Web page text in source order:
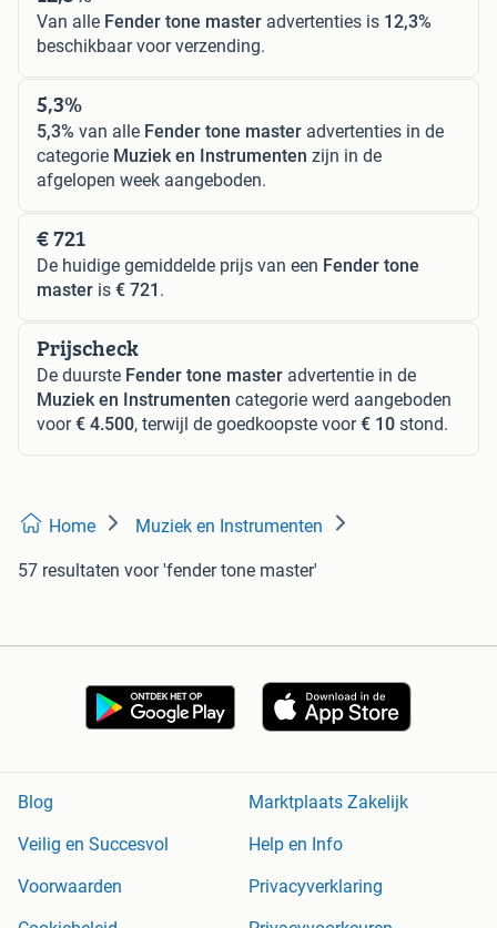
Van alle Fender tone master advertenties is 12,3%
beschikbaar voor verzending.
5,3%
5,3% van alle Fender tone master advertenties in de
categorie Muziek en Instrumenten zijn in de
afgelopen week aangeboden.
€ 721
De huidige gemiddelde prijs van een Fender tone
master is € 721 .
Prijscheck
De duurste Fender tone master advertentie in de
Muziek en Instrumenten categorie werd aangeboden
voor€ 4.500, terwijl de goedkoopste voor€ 10 stond.
Home Muziek en Instrumenten
57 resultaten voor 'fender tone master'
Blog
Marktplaats Zakelijk
Veilig en Succesvol
Help en Info
Voorwaarden
Privacyverklaring